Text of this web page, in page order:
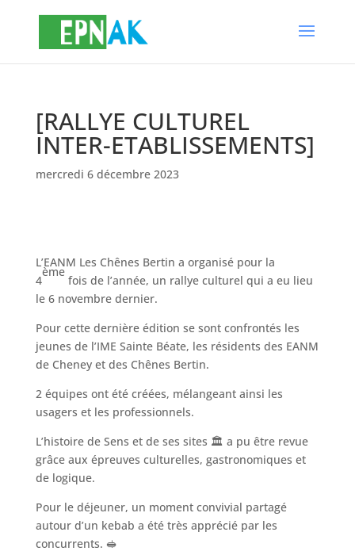
[RALLYE CULTUREL
INTER-ETABLISSEMENTS]
mercredi 6 décembre 2023
L’EANM Les Chênes Bertin a organisé pour la
4
ème
fois de l’année, un rallye culturel qui a eu lieu
le 6 novembre dernier.
Pour cette dernière édition se sont confrontés les
jeunes de l’IME Sainte Béate, les résidents des EANM
de Cheney et des Chênes Bertin.
2 équipes ont été créées, mélangeant ainsi les
usagers et les professionnels.
L’histoire de Sens et de ses sites 🏛 a pu être revue
grâce aux épreuves culturelles, gastronomiques et
de logique.
Pour le déjeuner, un moment convivial partagé
autour d’un kebab a été très apprécié par les
concurrents. 🥪